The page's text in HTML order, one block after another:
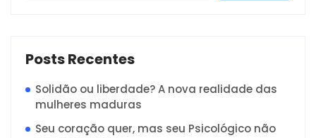
Posts Recentes
Solidão ou liberdade? A nova realidade das
mulheres maduras
Seu coração quer, mas seu Psicológico não